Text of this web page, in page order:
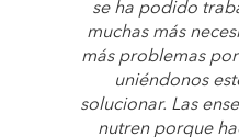
se ha podido
muchas más
más problemas
uniéndonos
solucionar. Las
nutren porque